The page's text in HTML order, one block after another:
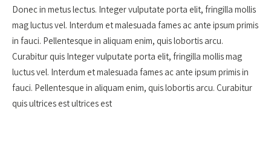
Donec in metus lectus. Integer vulputate porta elit, fringilla mollis
mag luctus vel. Interdum et malesuada fames ac ante ipsum primis
in fauci. Pellentesque in aliquam enim, quis lobortis arcu.
Curabitur quis Integer vulputate porta elit, fringilla mollis mag
luctus vel. Interdum et malesuada fames ac ante ipsum primis in
fauci. Pellentesque in aliquam enim, quis lobortis arcu. Curabitur
quis ultrices est ultrices est